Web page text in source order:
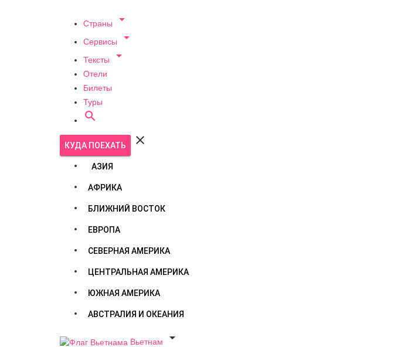
Страны 
Сервисы 
Тексты 
Отели
Билеты
Туры

КУДА ПОЕХАТЬ 
АЗИЯ
АФРИКА
БЛИЖНИЙ ВОСТОК
ЕВРОПА
СЕВЕРНАЯ АМЕРИКА
ЦЕНТРАЛЬНАЯ АМЕРИКА
ЮЖНАЯ АМЕРИКА
АВСТРАЛИЯ И ОКЕАНИЯ
Вьетнам
